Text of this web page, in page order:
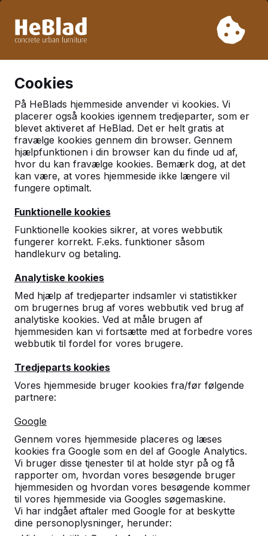
Så tag venligst højde for længere leveringstider.
Cookies
På HeBlads hjemmeside anvender vi kookies. Vi
placerer også kookies igennem tredjeparter, som er
blevet aktiveret af HeBlad. Det er helt gratis at
fravælge kookies gennem din browser. Gennem
hjælpfunktionen i din browser kan du finde ud af,
hvor du kan fravælge kookies. Bemærk dog, at det
kan være, at vores hjemmeside ikke længere vil
fungere optimalt.
Funktionelle kookies
Funktionelle kookies sikrer, at vores webbutik
fungerer korrekt. F.eks. funktioner såsom
handlekurv og betaling.
Analytiske kookies
Med hjælp af tredjeparter indsamler vi statistikker
om brugernes brug af vores webbutik ved brug af
analytiske kookies. Ved at måle brugen af
hjemmesiden kan vi fortsætte med at forbedre vores
webbutik til fordel for vores brugere.
Tredjeparts kookies
Vores hjemmeside bruger kookies fra/før følgende
partnere:
Google
Gennem vores hjemmeside placeres og læses
kookies fra Google som en del af Google Analytics.
Vi bruger disse tjenester til at holde styr på og få
rapporter om, hvordan vores besøgende bruger
hjemmesiden og hvordan vores besøgende kommer
til vores hjemmeside via Googles søgemaskine.
Vi har indgået aftaler med Google for at beskytte
dine personoplysninger, herunder:
Vi har solgt over 30.000 borde
Skolegård Træ bænk Openbare ruimte
Betonbank
Kontakt
HeBlad Danmark
Diamantweg 22
5527 LC Hapert
Holland
info@HeBlad.dk
Kundeservice
Kategorier
Øvrige